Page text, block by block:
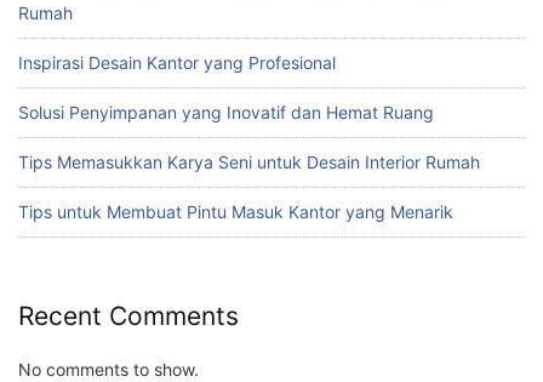
Rumah
Inspirasi Desain Kantor yang Profesional
Solusi Penyimpanan yang Inovatif dan Hemat Ruang
Tips Memasukkan Karya Seni untuk Desain Interior Rumah
Tips untuk Membuat Pintu Masuk Kantor yang Menarik
Recent Comments
No comments to show.